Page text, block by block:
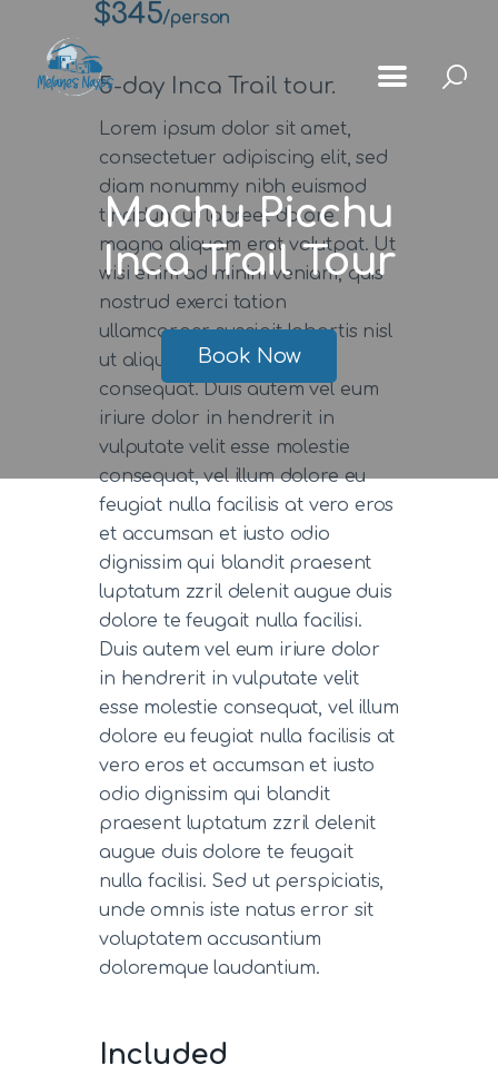
Machu Picchu
Inca Trail Tour
Book Now
Αρχική
Μέλανες
Μνημεία
Χωριά
Κοινότητας
Gallery
$345/person
5-day Inca Trail tour.
Lorem ipsum dolor sit amet,
consectetuer adipiscing elit, sed
diam nonummy nibh euismod
tincidunt ut laoreet dolore
magna aliquam erat volutpat. Ut
wisi enim ad minim veniam, quis
nostrud exerci tation
ullamcorper suscipit lobortis nisl
ut aliquip ex ea commodo
consequat. Duis autem vel eum
iriure dolor in hendrerit in
vulputate velit esse molestie
consequat, vel illum dolore eu
feugiat nulla facilisis at vero eros
et accumsan et iusto odio
dignissim qui blandit praesent
luptatum zzril delenit augue duis
dolore te feugait nulla facilisi.
Duis autem vel eum iriure dolor
in hendrerit in vulputate velit
esse molestie consequat, vel illum
dolore eu feugiat nulla facilisis at
vero eros et accumsan et iusto
odio dignissim qui blandit
praesent luptatum zzril delenit
augue duis dolore te feugait
nulla facilisi. Sed ut perspiciatis,
unde omnis iste natus error sit
voluptatem accusantium
doloremque laudantium.
Included